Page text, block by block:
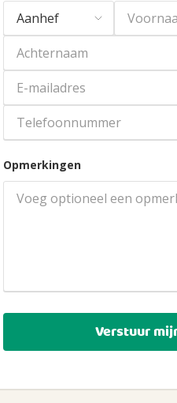
Opmerkingen
Verstuur